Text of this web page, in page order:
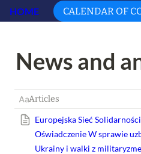
HOME CALENDAR OF
News and
Articles
Europejska Sieć
OświadczenieW sprawie
Ukrainy i walki z